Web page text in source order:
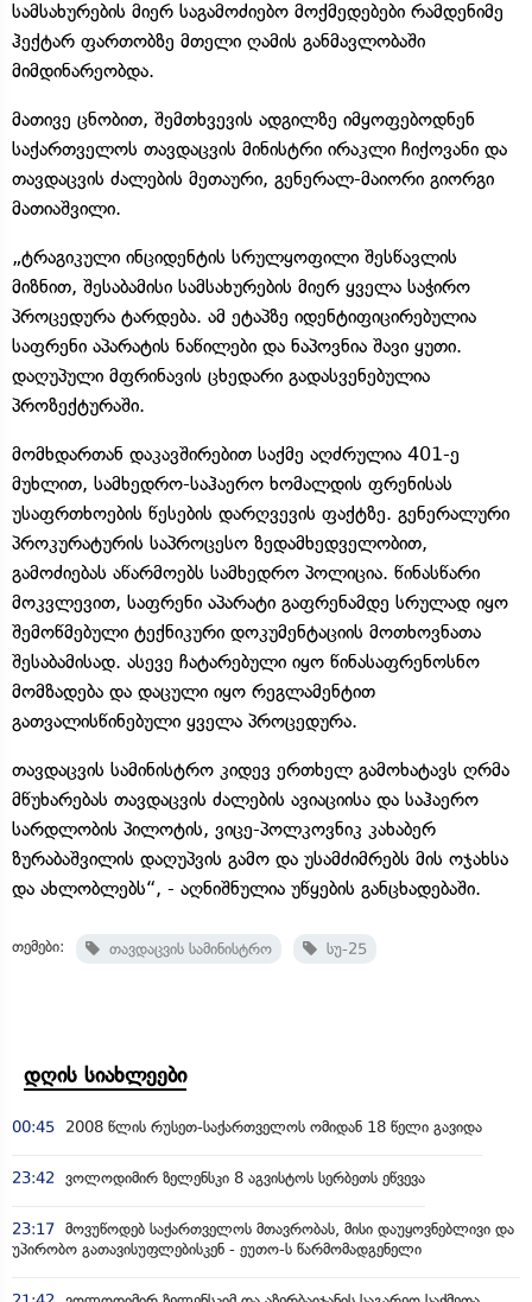
სამსახურების მიერ საგამოძიებო მოქმედებები რამდენიმე
ჰექტარ ფართობზე მთელი ღამის განმავლობაში
მიმდინარეობდა.
მათივე ცნობით, შემთხვევის ადგილზე იმყოფებოდნენ
საქართველოს თავდაცვის მინისტრი ირაკლი ჩიქოვანი და
თავდაცვის ძალების მეთაური, გენერალ-მაიორი გიორგი
მათიაშვილი.
„ტრაგიკული ინციდენტის სრულყოფილი შესწავლის
მიზნით, შესაბამისი სამსახურების მიერ ყველა საჭირო
პროცედურა ტარდება. ამ ეტაპზე იდენტიფიცირებულია
საფრენი აპარატის ნაწილები და ნაპოვნია შავი ყუთი.
დაღუპული მფრინავის ცხედარი გადასვენებულია
პროზექტურაში.
მომხდართან დაკავშირებით საქმე აღძრულია 401-ე
მუხლით, სამხედრო-საჰაერო ხომალდის ფრენისას
უსაფრთხოების წესების დარღვევის ფაქტზე. გენერალური
პროკურატურის საპროცესო ზედამხედველობით,
გამოძიებას აწარმოებს სამხედრო პოლიცია. წინასწარი
მოკვლევით, საფრენი აპარატი გაფრენამდე სრულად იყო
შემოწმებული ტექნიკური დოკუმენტაციის მოთხოვნათა
შესაბამისად. ასევე ჩატარებული იყო წინასაფრენოსნო
მომზადება და დაცული იყო რეგლამენტით
გათვალისწინებული ყველა პროცედურა.
თავდაცვის სამინისტრო კიდევ ერთხელ გამოხატავს ღრმა
მწუხარებას თავდაცვის ძალების ავიაციისა და საჰაერო
სარდლობის პილოტის, ვიცე-პოლკოვნიკ კახაბერ
ზურაბაშვილის დაღუპვის გამო და უსამძიმრებს მის ოჯახსა
და ახლობლებს“, - აღნიშნულია უწყების განცხადებაში.
თემები: თავდაცვის სამინისტრო სუ-25
დღის სიახლეები
00:45 2008 წლის რუსეთ-საქართველოს ომიდან 18 წელი გავიდა
23:42 ვოლოდიმირ ზელენსკი 8 აგვისტოს სერბეთს ეწვევა
23:17 მოვუწოდებ საქართველოს მთავრობას, მისი დაუყოვნებლივი და
უპირობო გათავისუფლებისკენ - ეუთო-ს წარმომადგენელი